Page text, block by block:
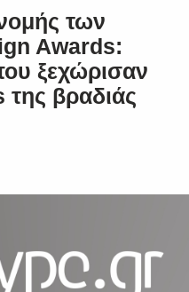
των
Awards:
ξεχώρισαν
της βραδιάς